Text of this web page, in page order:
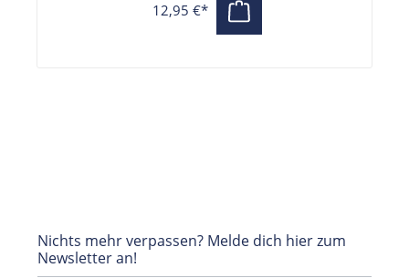
12,95 €*
Nichts mehr verpassen? Melde dich hier zum
Newsletter an!